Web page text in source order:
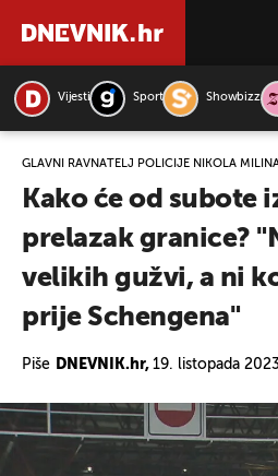
Vijesti Sport Showbizz
GLAVNI RAVNATELJ POLICIJE NIKOLA
Kako će od subote
prelazak granice?
velikih gužvi, a ni
prije Schengena"
Piše DNEVNIK.hr, 19. listopada
PRETRAŽITE VIJESTI